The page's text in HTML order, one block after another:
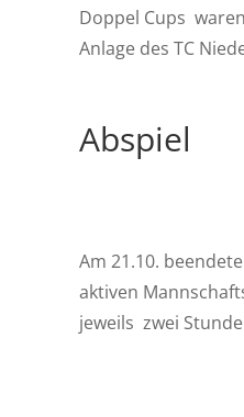
Doppel Cups
Anlage des TC
Abspiel
Am 21.10.
aktiven
jeweils zwei